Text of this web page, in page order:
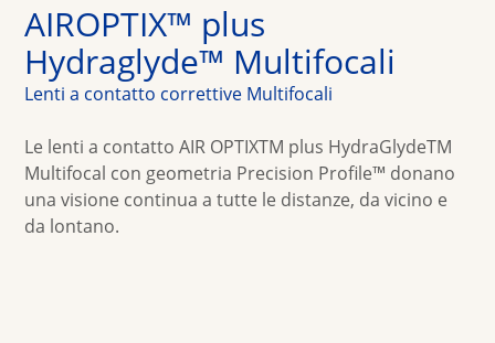
AIROPTIX™ plus
Hydraglyde™ Multifocali
Lenti a contatto correttive Multifocali
Le lenti a contatto AIR OPTIXTM plus HydraGlydeTM
Multifocal con geometria Precision Profile™ donano
una visione continua a tutte le distanze, da vicino e
da lontano.